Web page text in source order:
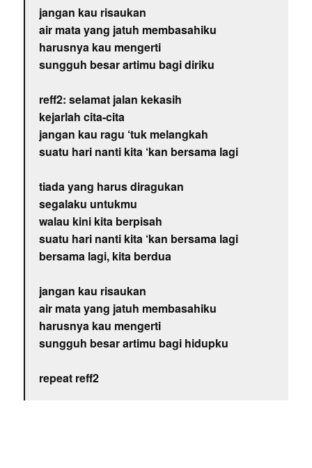
jangan kau risaukan
air mata yang jatuh membasahiku
harusnya kau mengerti
sungguh besar artimu bagi diriku
reff2: selamat jalan kekasih
kejarlah cita-cita
jangan kau ragu ‘tuk melangkah
suatu hari nanti kita ‘kan bersama lagi
tiada yang harus diragukan
segalaku untukmu
walau kini kita berpisah
suatu hari nanti kita ‘kan bersama lagi
bersama lagi, kita berdua
jangan kau risaukan
air mata yang jatuh membasahiku
harusnya kau mengerti
sungguh besar artimu bagi hidupku
repeat reff2